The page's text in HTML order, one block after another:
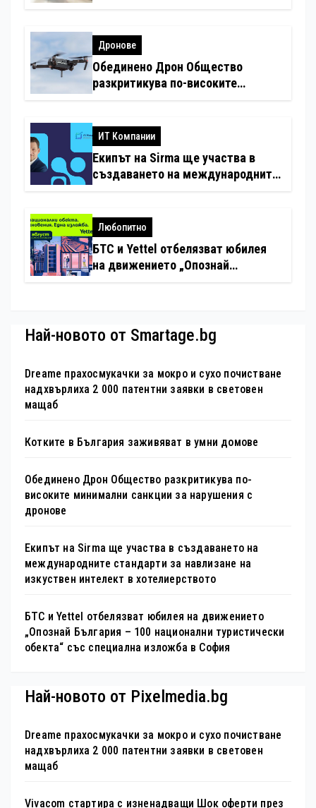
Дронове
Обединено Дрон Общество
разкритикува по-високите
ИТ Компании
Екипът на Sirma ще участва в
създаването на международните
хотелиерството
Любопитно
БТС и Yettel отбелязват юбилея
на движението „Опознай
Най-новото от Smartage.bg
Dreame прахосмукачки за мокро и сухо почистване
надхвърлиха 2 000 патентни заявки в световен
мащаб
Котките в България заживяват в умни домове
Обединено Дрон Общество разкритикува по-
високите минимални санкции за нарушения с
дронове
Екипът на Sirma ще участва в създаването на
международните стандарти за навлизане на
изкуствен интелект в хотелиерството
БТС и Yettel отбелязват юбилея на движението
„Опознай България – 100 национални туристически
обекта“ със специална изложба в София
Най-новото от Pixelmedia.bg
Dreame прахосмукачки за мокро и сухо почистване
надхвърлиха 2 000 патентни заявки в световен
мащаб
Vivacom стартира с изненадващи Шок оферти през